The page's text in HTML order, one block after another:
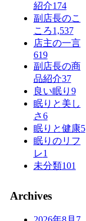
紹介174
副店長のこ
ころ1,537
店主の一言
619
副店長の商
品紹介37
良い眠り 9
眠りと美し
さ6
眠りと健康5
眠りのリフ
レ1
未分類101
Archives